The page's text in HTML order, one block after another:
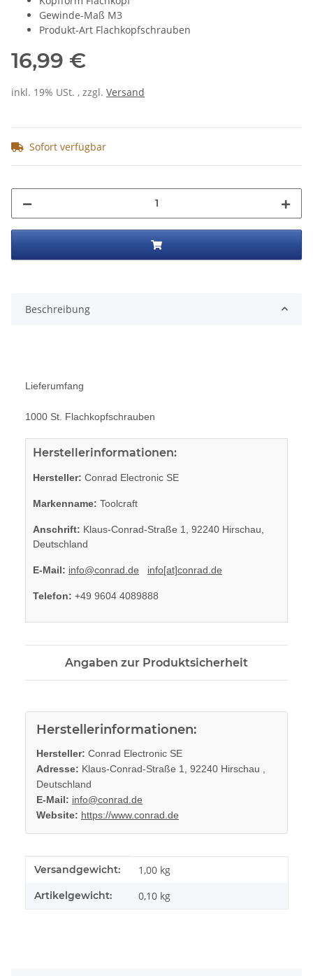
Gewinde-Maß M3
Produkt-Art Flachkopfschrauben
16,99 €
inkl. 19% USt. , zzgl. Versand
Sofort verfügbar
Beschreibung
Lieferumfang
1000 St. Flachkopfschrauben
Herstellerinformationen:
Hersteller: Conrad Electronic SE
Markenname: Toolcraft
Anschrift: Klaus-Conrad-Straße 1, 92240 Hirschau,
Deutschland
E-Mail: info@conrad.de info[at]conrad.de
Telefon: +49 9604 4089888
Angaben zur Produktsicherheit
Herstellerinformationen:
Hersteller: Conrad Electronic SE
Adresse: Klaus-Conrad-Straße 1, 92240 Hirschau ,
Deutschland
E-Mail: info@conrad.de
Website: https://www.conrad.de
Produkteigenschaft
Wert
Versandgewicht: 1,00 kg
Artikelgewicht: 0,10 kg